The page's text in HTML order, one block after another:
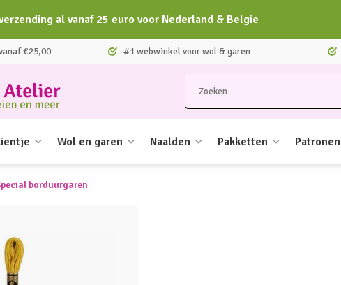
al vanaf 25 euro voor Nederland & Belgie
€25,00 #1 webwinkel voor wol & garen
Wol en garen Naalden Pakketten Patronen
borduurgaren